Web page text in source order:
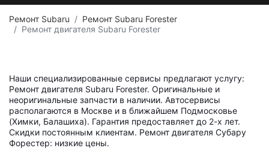
Ремонт Subaru
Ремонт Subaru Forester
Ремонт двигателя Subaru Forester
Наши специализированные сервисы предлагают услугу:
Ремонт двигателя Subaru Forester. Оригинальные и
неоригинальные запчасти в наличии. Автосервисы
располагаются в Москве и в ближайшем Подмосковье
(Химки, Балашиха). Гарантия предоставляет до 2-х лет.
Скидки постоянным клиентам. Ремонт двигателя Субару
Форестер: низкие цены.